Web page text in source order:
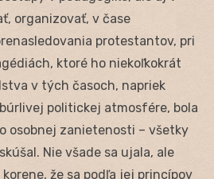
organizovať, v čase
protestantov, pri
ktoré ho niekoľkokrát
v tých časoch, napriek
politickej atmosfére, bola
osobnej zanietenosti – všetky
Nie všade sa ujala, ale
že sa podľa jej princípov